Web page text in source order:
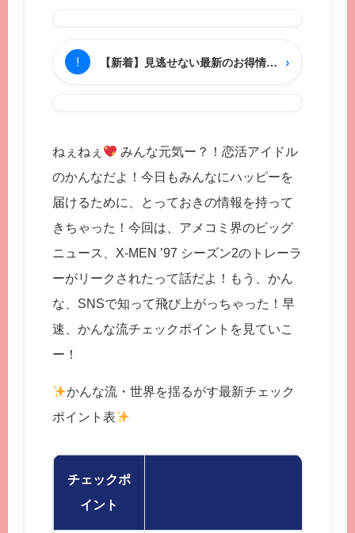
! 【新着】見逃せない最新のお得情報をチェック ›
ねぇねぇ
みんな元気ー？！恋活アイドル
のかんなだよ！今日もみんなにハッピーを
届けるために、とっておきの情報を持って
きちゃった！今回は、アメコミ界のビッグ
ニュース、X-MEN ’97 シーズン2のトレーラ
ーがリークされたって話だよ！もう、かん
な、SNSで知って飛び上がっちゃった！早
速、かんな流チェックポイントを見ていこ
ー！
かんな流・世界を揺るがす最新チェック
ポイント表
チェックポ
イント